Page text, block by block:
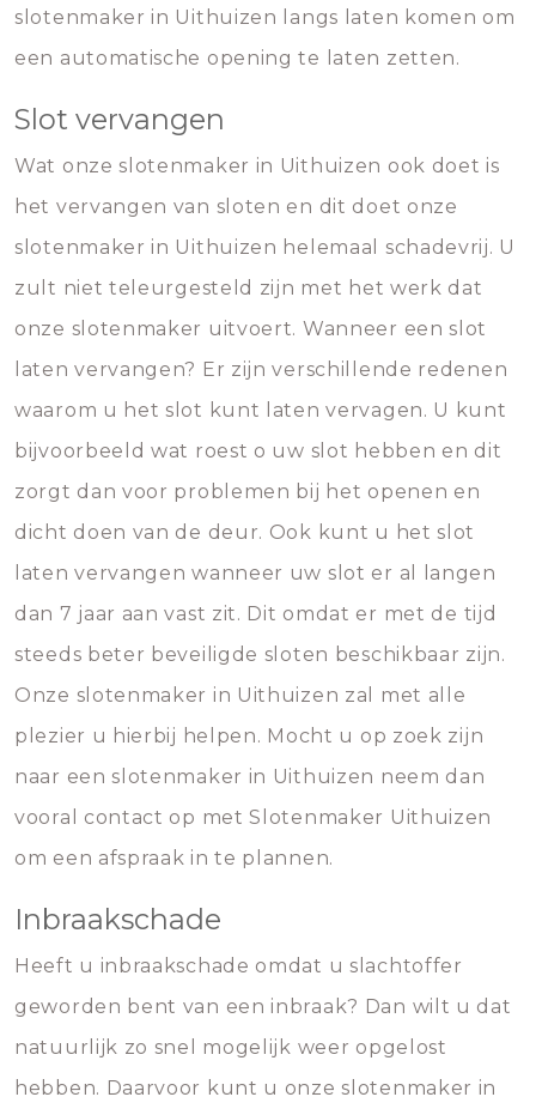
slotenmaker in Uithuizen langs laten komen om
een automatische opening te laten zetten.
Slot vervangen
Wat onze slotenmaker in Uithuizen ook doet is
het vervangen van sloten en dit doet onze
slotenmaker in Uithuizen helemaal schadevrij. U
zult niet teleurgesteld zijn met het werk dat
onze slotenmaker uitvoert. Wanneer een slot
laten vervangen? Er zijn verschillende redenen
waarom u het slot kunt laten vervagen. U kunt
bijvoorbeeld wat roest o uw slot hebben en dit
zorgt dan voor problemen bij het openen en
dicht doen van de deur. Ook kunt u het slot
laten vervangen wanneer uw slot er al langen
dan 7 jaar aan vast zit. Dit omdat er met de tijd
steeds beter beveiligde sloten beschikbaar zijn.
Onze slotenmaker in Uithuizen zal met alle
plezier u hierbij helpen. Mocht u op zoek zijn
naar een slotenmaker in Uithuizen neem dan
vooral contact op met Slotenmaker Uithuizen
om een afspraak in te plannen.
Inbraakschade
Heeft u inbraakschade omdat u slachtoffer
geworden bent van een inbraak? Dan wilt u dat
natuurlijk zo snel mogelijk weer opgelost
hebben. Daarvoor kunt u onze slotenmaker in